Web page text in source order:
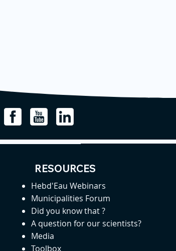
RESOURCES
Hebd'Eau Webinars
Municipalities Forum
Did you know that ?
A question for our scientists?
Media
Toolbox